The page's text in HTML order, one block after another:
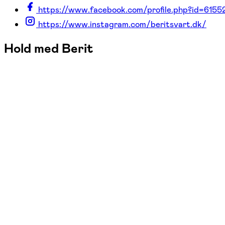
https://www.facebook.com/
https://www.instagram.com/beritsvart.dk/
Hold med Berit